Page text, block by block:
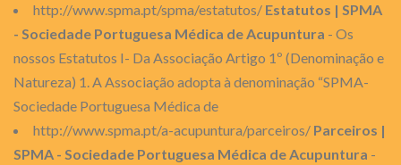
http://www.spma.pt/spma/estatutos/ Estatutos | SPMA
- Sociedade Portuguesa Médica de Acupuntura - Os
nossos Estatutos I- Da Associação Artigo 1º (Denominação e
Natureza) 1. A Associação adopta à denominação “SPMA-
Sociedade Portuguesa Médica de
http://www.spma.pt/a-acupuntura/parceiros/ Parceiros |
SPMA - Sociedade Portuguesa Médica de Acupuntura -